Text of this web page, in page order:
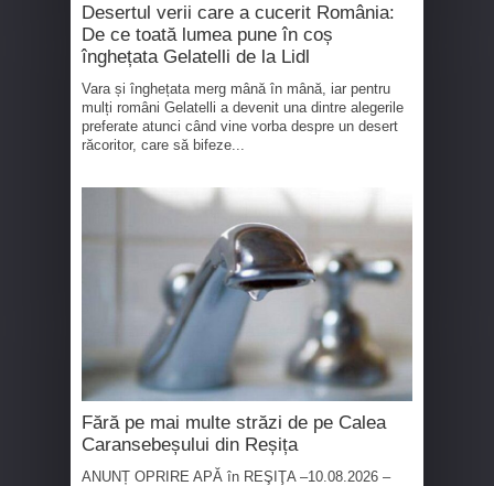
Desertul verii care a cucerit România:
De ce toată lumea pune în coș
înghețata Gelatelli de la Lidl
Vara și înghețata merg mână în mână, iar pentru
mulți români Gelatelli a devenit una dintre alegerile
preferate atunci când vine vorba despre un desert
răcoritor, care să bifeze...
Fără pe mai multe străzi de pe Calea
Caransebeșului din Reșița
ANUNȚ OPRIRE APĂ în REŞIŢA –10.08.2026 –